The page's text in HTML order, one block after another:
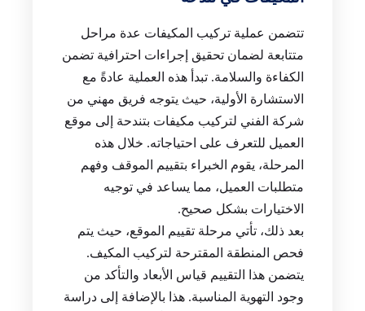
تتضمن عملية تركيب المكيفات عدة مراحل
متتابعة لضمان تحقيق إجراءات احترافية تضمن
الكفاءة والسلامة. تبدأ هذه العملية عادةً مع
الاستشارة الأولية، حيث يتوجه فريق مهني من
شركة الفني لتركيب مكيفات بتندحة إلى موقع
العميل للتعرف على احتياجاته. خلال هذه
المرحلة، يقوم الخبراء بتقييم الموقف وفهم
متطلبات العميل، مما يساعد في توجيه
الاختيارات بشكل صحيح.
بعد ذلك، تأتي مرحلة تقييم الموقع، حيث يتم
فحص المنطقة المقترحة لتركيب المكيف.
يتضمن هذا التقييم قياس الأبعاد والتأكد من
وجود التهوية المناسبة. هذا بالإضافة إلى دراسة